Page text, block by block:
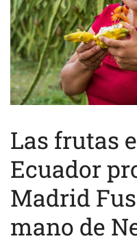
Las frutas
Ecuador
Madrid
mano de